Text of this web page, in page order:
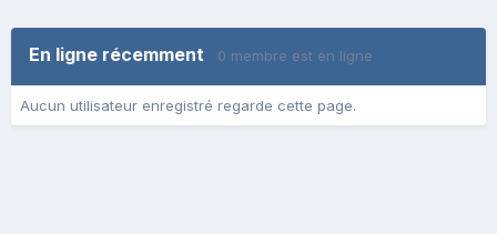
En ligne récemment 0 membre est en ligne
Aucun utilisateur enregistré regarde cette page.